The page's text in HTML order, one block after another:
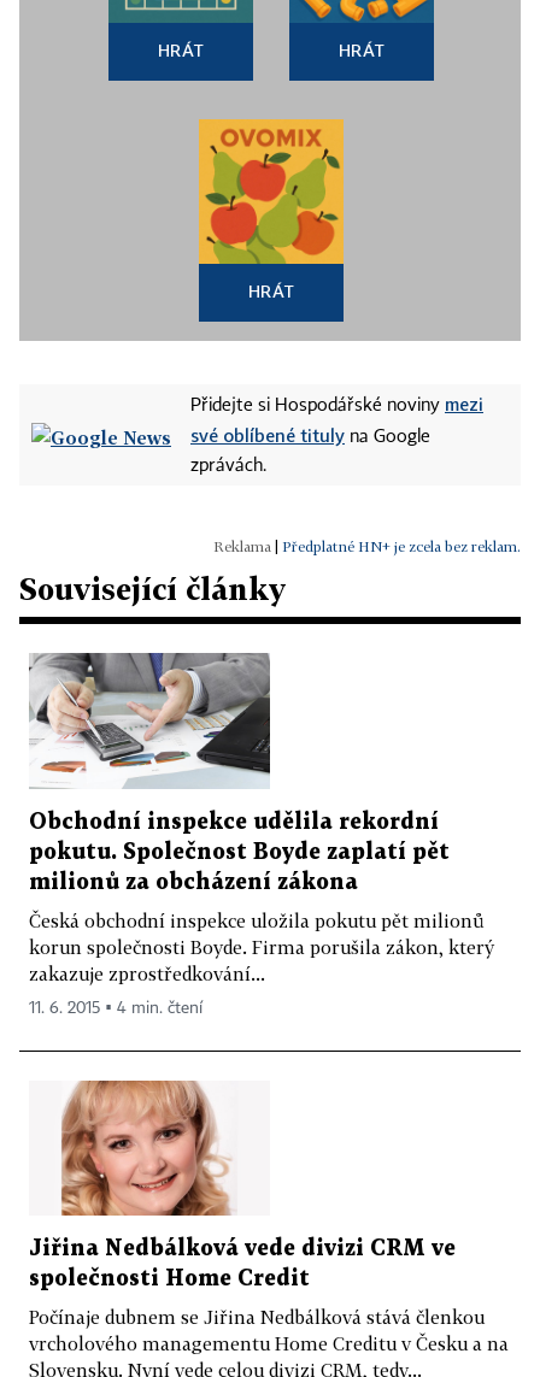
HRÁT HRÁT
HRÁT
Přidejte si Hospodářské noviny mezi
své oblíbené tituly na Google
zprávách.
Předplatné HN+ je zcela bez reklam.
Související články
Obchodní inspekce udělila rekordní
pokutu. Společnost Boyde zaplatí pět
milionů za obcházení zákona
Česká obchodní inspekce uložila pokutu pět milionů
korun společnosti Boyde. Firma porušila zákon, který
zakazuje zprostředkování...
11. 6. 2015 ▪ 4 min. čtení
Jiřina Nedbálková vede divizi CRM ve
společnosti Home Credit
Počínaje dubnem se Jiřina Nedbálková stává členkou
vrcholového managementu Home Creditu v Česku a na
Slovensku. Nyní vede celou divizi CRM, tedy...